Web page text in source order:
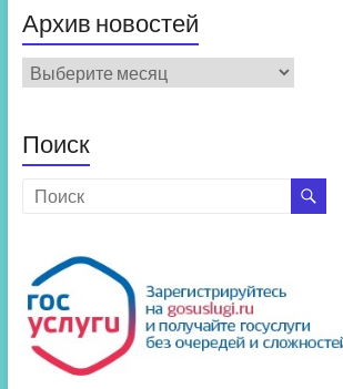
Архив новостей
Архив
новостей
Поиск